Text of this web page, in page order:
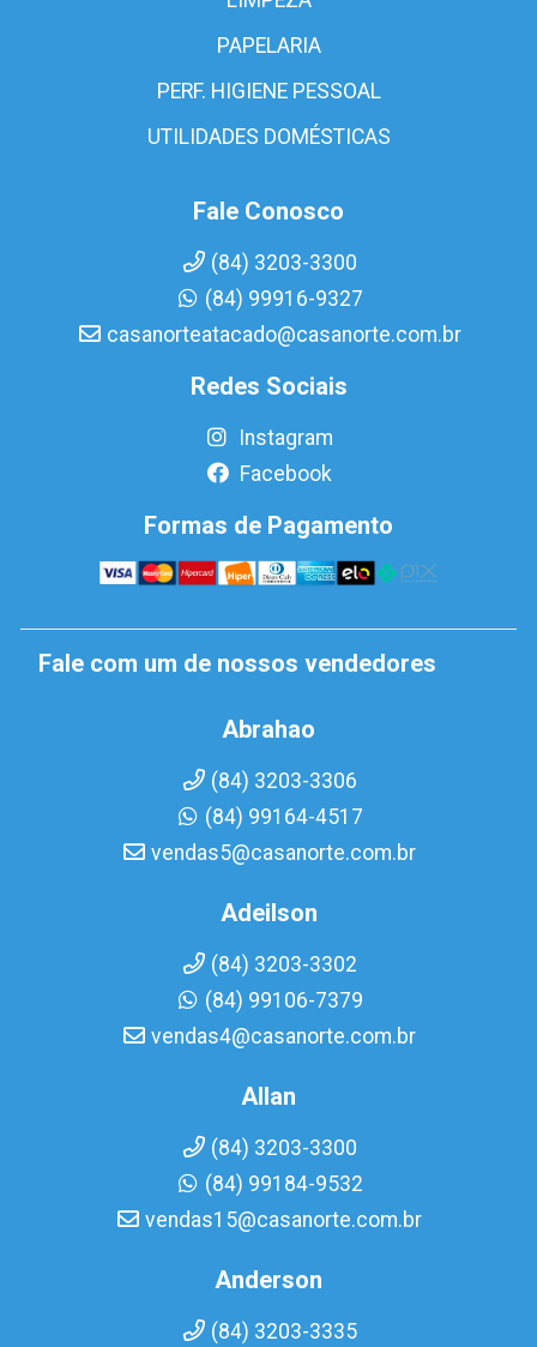
PAPELARIA
PERF. HIGIENE PESSOAL
UTILIDADES DOMÉSTICAS
Fale Conosco
(84) 3203-3300
(84) 99916-9327
casanorteatacado@casanorte.com.br
Redes Sociais
Instagram
Facebook
Formas de Pagamento
Fale com um de nossos vendedores
Abrahao
(84) 3203-3306
(84) 99164-4517
vendas5@casanorte.com.br
Adeilson
(84) 3203-3302
(84) 99106-7379
vendas4@casanorte.com.br
Allan
(84) 3203-3300
(84) 99184-9532
vendas15@casanorte.com.br
Anderson
(84) 3203-3335